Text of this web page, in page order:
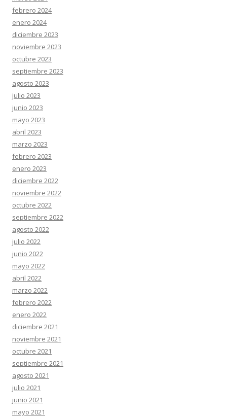
febrero 2024
enero 2024
diciembre 2023
noviembre 2023
octubre 2023
septiembre 2023
agosto 2023
julio 2023
junio 2023
mayo 2023
abril 2023
marzo 2023
febrero 2023
enero 2023
diciembre 2022
noviembre 2022
octubre 2022
septiembre 2022
agosto 2022
julio 2022
junio 2022
mayo 2022
abril 2022
marzo 2022
febrero 2022
enero 2022
diciembre 2021
noviembre 2021
octubre 2021
septiembre 2021
agosto 2021
julio 2021
junio 2021
mayo 2021